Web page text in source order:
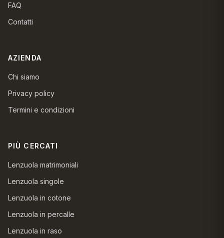
FAQ
Contatti
AZIENDA
Chi siamo
Privacy policy
Termini e condizioni
PIÙ CERCATI
Lenzuola matrimoniali
Lenzuola singole
Lenzuola in cotone
Lenzuola in percalle
Lenzuola in raso